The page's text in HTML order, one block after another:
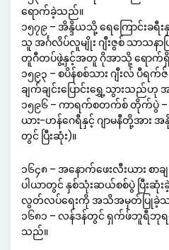
ရောက်ခဲ့သည်။
၁၅၇၉ – အိန္ဒိယသို့ ရေကြောင်းခရီ
သူ အင်္ဂလိပ်လူမျိုး ဂျီးဇွစ် သာသန
တူဂီတပ်ဖွဲ့နှင့်အတူ ဂိုအာသို့ ရောက်ရှိ
၁၅၉၃ – စပိန်စစ်သား ဂျီးလ် ပီ
ချက်ချင်းပြောင်းရွှေ့သွားသည်ဟု
၁၅၉၆ – ကာရက်စတက်စ် တိုက်ပွဲ
ယား-ဟန်ဂေရီနှင့် ဂျာမနီတို့အာ
တွင် ပြီးဆုံး)။
၁၆၄၈ – အနောက်ဖေးလီးယား စာ
ပါယာတွင် နှစ်သုံးဆယ်စစ်ပွဲ ပြီး
လွတ်လပ်ရေးကို အသိအမှတ်ပြုခဲ့
၁၆၈၁ – လန်ဒန်တွင် ရှက်ဖ်ဘူရီဘုရင်
သည်။